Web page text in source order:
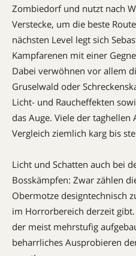
Zombiedorf und nutzt nach
Verstecke, um die beste
nächsten Level legt sich
Kampfarenen mit einer
Dabei verwöhnen vor allem
Gruselwald oder
Licht- und Raucheffekten
das Auge. Viele der
Vergleich ziemlich karg bis
Licht und Schatten auch bei
Bosskämpfen: Zwar zählen
Obermotze designtechnisch
im Horrorbereich derzeit
der meist mehrstufig
beharrliches Ausprobieren